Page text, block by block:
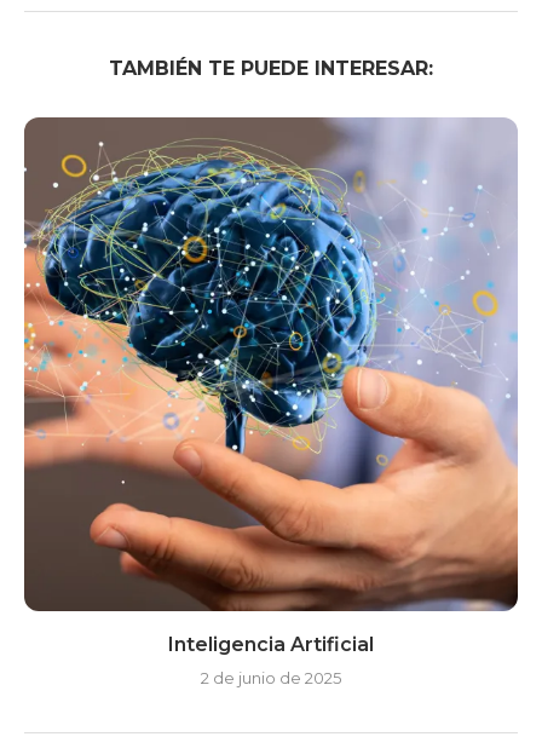
TAMBIÉN TE PUEDE INTERESAR:
Inteligencia Artificial
2 de junio de 2025